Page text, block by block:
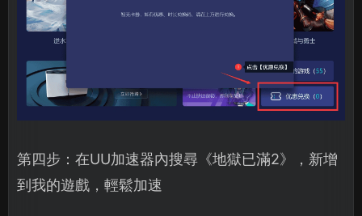
第四步：在UU加速器內搜尋《地獄已滿2》，新增
到我的遊戲，輕鬆加速